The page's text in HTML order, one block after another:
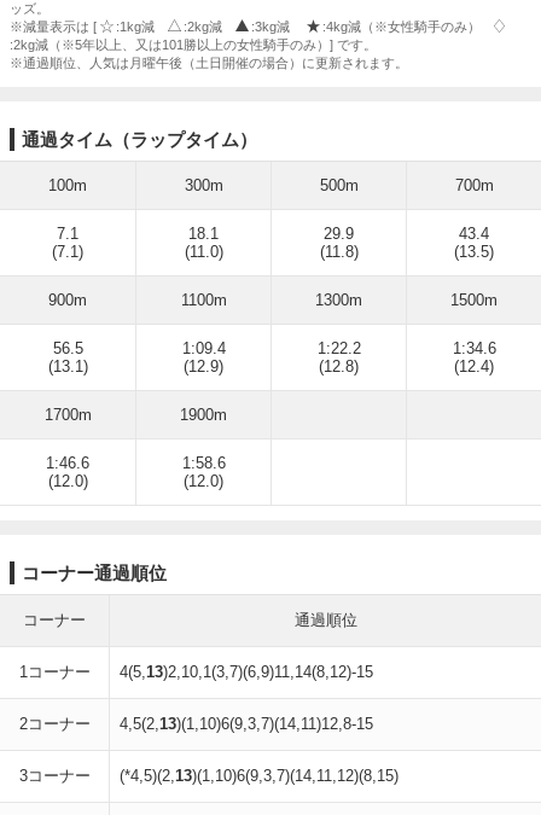
ッズ。
※減量表示は [
:1kg減 :2kg減 :3kg減
:4kg減（※女性騎手のみ）
:2kg減（※5年以上、又は101勝以上の女性騎手のみ）] です。
※通過順位、人気は月曜午後（土日開催の場合）に更新されます。
通過タイム（ラップタイム）
100m 300m 500m 700m
7.1
(7.1)
18.1
(11.0)
29.9
(11.8)
43.4
(13.5)
900m 1100m 1300m 1500m
56.5
(13.1)
1:09.4
(12.9)
1:22.2
(12.8)
1:34.6
(12.4)
1700m 1900m
1:46.6
(12.0)
1:58.6
(12.0)
コーナー通過順位
コーナー 通過順位
1コーナー 4(5,13)2,10,1(3,7)(6,9)11,14(8,12)-15
2コーナー 4,5(2,13)(1,10)6(9,3,7)(14,11)12,8-15
3コーナー (*4,5)(2,13)(1,10)6(9,3,7)(14,11,12)(8,15)